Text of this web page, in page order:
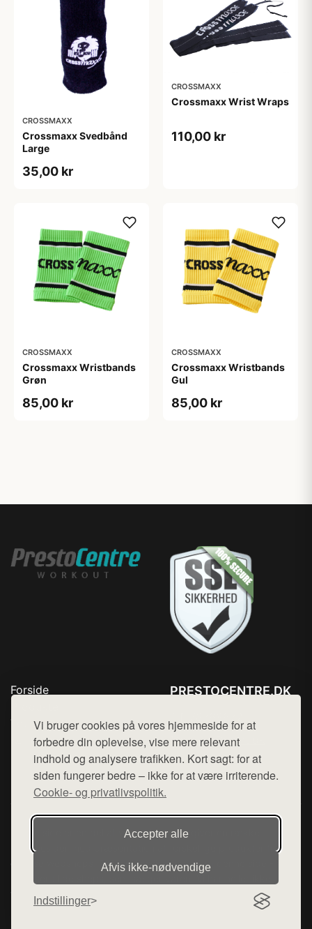
Vi bruger cookies på vores hjemmeside for at
forbedre din oplevelse, vise mere relevant
indhold og analysere trafikken. Kort sagt: for at
siden fungerer bedre – ikke for at være irriterende.
Cookie- og privatlivspolitik.
Accepter alle
Afvis ikke‑nødvendige
Indstillinger
CROSSMAXX
Crossmaxx Svedbånd
Large
35,00 kr
CROSSMAXX
Crossmaxx Wrist Wraps
110,00 kr
CROSSMAXX
Crossmaxx Wristbands
Grøn
85,00 kr
CROSSMAXX
Crossmaxx Wristbands
Gul
85,00 kr
Forside
Top Rabatter
Kontakt
PRESTOCENTRE.DK
Mail: hej@want.dk
Cookie- og privatlivspolitik
Denne side er en del af want.dk, der udgiver en række
hjemmesider med præsentation af forskellige produkter fra
diverse webshops. Der sælges ikke varer fra denne side - vi
varerne på lager.